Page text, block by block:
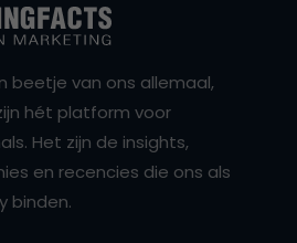
beetje van ons allemaal,
hét platform voor
Het zijn de insights,
en recencies die ons als
binden.